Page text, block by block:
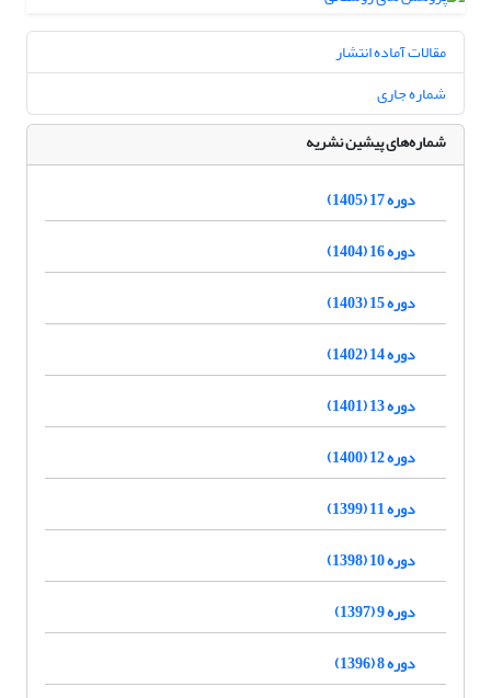
مقالات آماده انتشار
شماره جاری
شماره‌های پیشین نشریه
دوره 17 (1405)
دوره 16 (1404)
دوره 15 (1403)
دوره 14 (1402)
دوره 13 (1401)
دوره 12 (1400)
دوره 11 (1399)
دوره 10 (1398)
دوره 9 (1397)
دوره 8 (1396)